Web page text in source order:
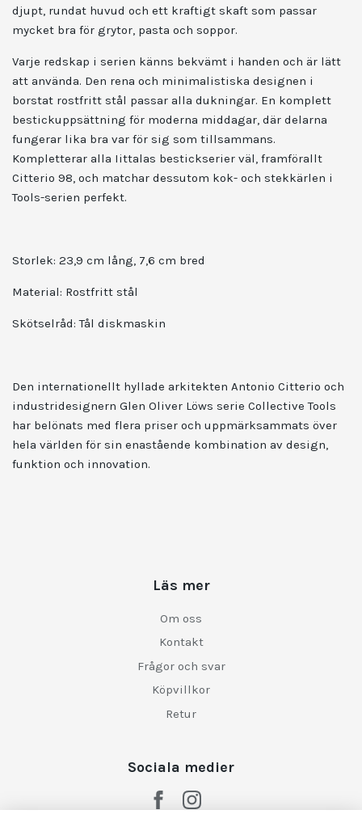
djupt, rundat huvud och ett kraftigt skaft som passar
mycket bra för grytor, pasta och soppor.
Varje redskap i serien känns bekvämt i handen och är lätt
att använda. Den rena och minimalistiska designen i
borstat rostfritt stål passar alla dukningar. En komplett
bestickuppsättning för moderna middagar, där delarna
fungerar lika bra var för sig som tillsammans.
Kompletterar alla Iittalas bestickserier väl, framförallt
Citterio 98, och matchar dessutom kok- och stekkärlen i
Tools-serien perfekt.
Storlek: 23,9 cm lång, 7,6 cm bred
Material: Rostfritt stål
Skötselråd: Tål diskmaskin
Den internationellt hyllade arkitekten Antonio Citterio och
industridesignern Glen Oliver Löws serie Collective Tools
har belönats med flera priser och uppmärksammats över
hela världen för sin enastående kombination av design,
funktion och innovation.
Läs mer
Om oss
Kontakt
Frågor och svar
Köpvillkor
Retur
Sociala medier